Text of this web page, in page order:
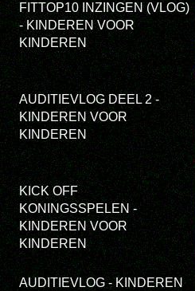
FITTOP10 INZINGEN (VLOG)
- KINDEREN VOOR
KINDEREN
AUDITIEVLOG DEEL 2 -
KINDEREN VOOR
KINDEREN
KICK OFF
KONINGSSPELEN -
KINDEREN VOOR
KINDEREN
AUDITIEVLOG - KINDEREN